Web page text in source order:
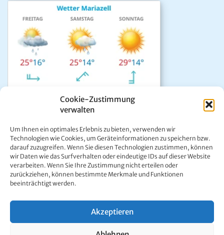
Cookie-Zustimmung
verwalten
Um Ihnen ein optimales Erlebnis zu bieten, verwenden wir
Technologien wie Cookies, um Geräteinformationen zu speichern bzw.
darauf zuzugreifen. Wenn Sie diesen Technologien zustimmen, können
wir Daten wie das Surfverhalten oder eindeutige IDs auf dieser Website
verarbeiten. Wenn Sie Ihre Zustimmung nicht erteilen oder
zurückziehen, können bestimmte Merkmale und Funktionen
beeinträchtigt werden.
Akzeptieren
Das aktuelle Wetter in Mariazell
Unwetter Warnzentrale
Satellitenbild GeoSphere
ÖAMTC Verkehrsservice
Ing. Werner Girrer | Wiener Straße 64 | A-8630 Mariazell |